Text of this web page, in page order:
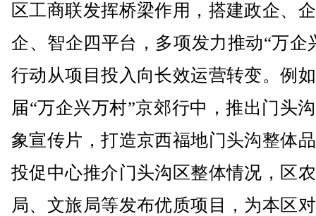
区工商联发挥桥梁作用，搭建政企、
企、智企四平台，多项发力推动“万企
行动从项目投入向长效运营转变。例
届“万企兴万村”京郊行中，推出门头
象宣传片，打造京西福地门头沟整体
投促中心推介门头沟区整体情况，区
局、文旅局等发布优质项目，为本区